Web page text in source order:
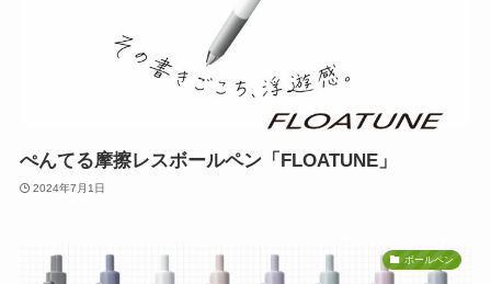
ぺんてる摩擦レスボールペン「FLOATUNE」
2024年7月1日
ボールペン